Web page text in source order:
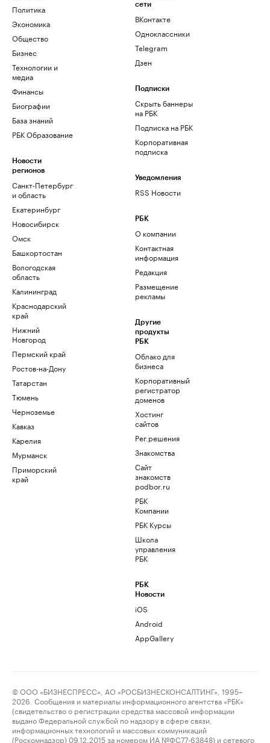
Политика
Экономика
Общество
Бизнес
Технологии и
медиа
Финансы
Биографии
База знаний
РБК Образование
Новости
регионов
Санкт-Петербург
и область
Екатеринбург
Новосибирск
Омск
Башкортостан
Вологодская
область
Калининград
Краснодарский
край
Нижний
Новгород
Пермский край
Ростов-на-Дону
Татарстан
Тюмень
Черноземье
Кавказ
Карелия
Мурманск
Приморский
край
сети
ВКонтакте
Одноклассники
Telegram
Дзен
Подписки
Скрыть баннеры
на РБК
Подписка на РБК
Корпоративная
подписка
Уведомления
RSS Новости
РБК
О компании
Контактная
информация
Редакция
Размещение
рекламы
Другие
продукты
РБК
Облако для
бизнеса
Корпоративный
регистратор
доменов
Хостинг
сайтов
Рег.решения
Знакомства
Сайт
знакомств
podbor.ru
РБК
Компании
РБК Курсы
Школа
управления
РБК
РБК
Новости
iOS
Android
AppGallery
© ООО «БИЗНЕСПРЕСС», АО «РОСБИЗНЕСКОНСАЛТИНГ», 1995–
2026. Сообщения и материалы информационного агентства «РБК»
(свидетельство о регистрации средства массовой информации
выдано Федеральной службой по надзору в сфере связи,
информационных технологий и массовых коммуникаций
(Роскомнадзор) 09.12.2015 за номером ИА №ФС77-63848) и сетевого